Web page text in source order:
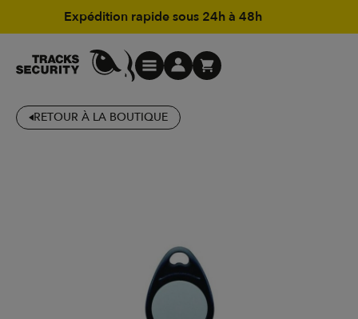
Expédition rapide sous 24h à 48h
RETOUR À LA BOUTIQUE